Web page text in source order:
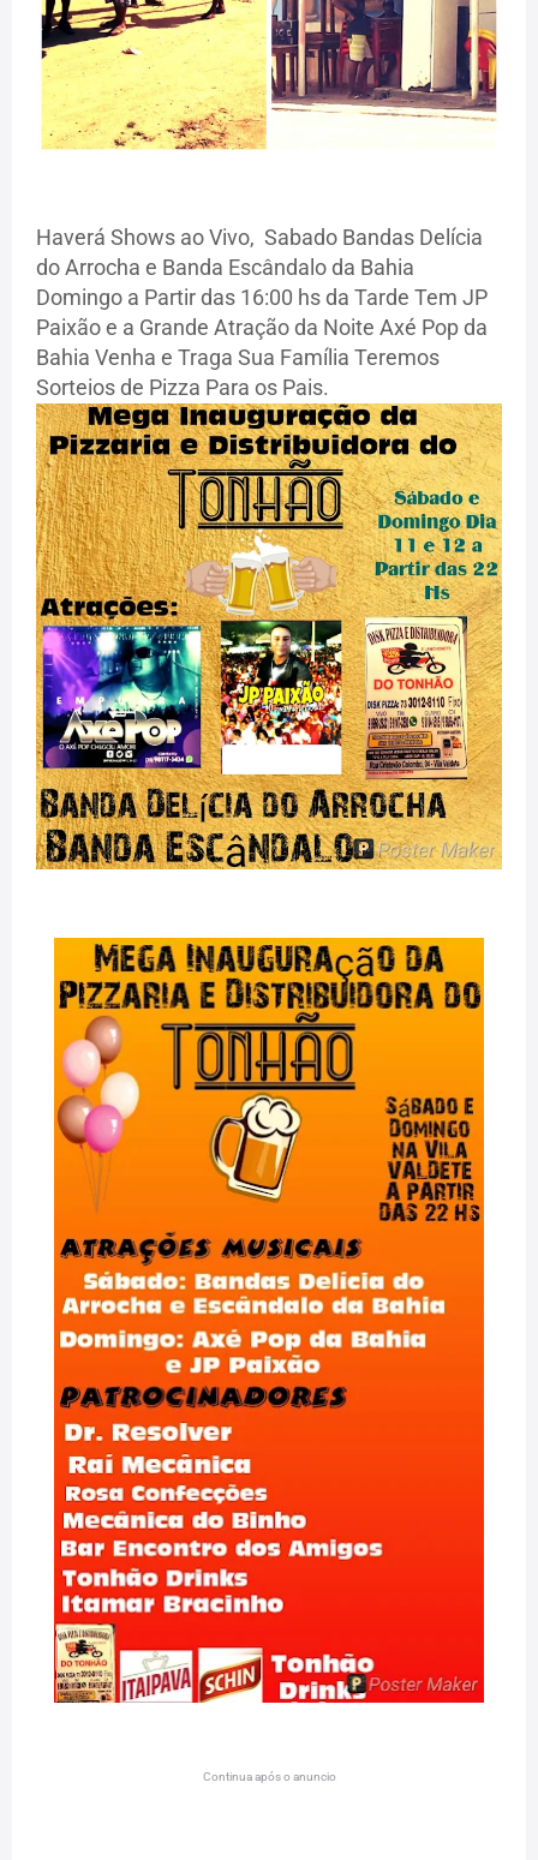
Haverá Shows ao Vivo, Sabado Bandas Delícia
do Arrocha e Banda Escândalo da Bahia
Domingo a Partir das 16:00 hs da Tarde Tem JP
Paixão e a Grande Atração da Noite Axé Pop da
Bahia Venha e Traga Sua Família Teremos
Sorteios de Pizza Para os Pais.
Continua após o anuncio